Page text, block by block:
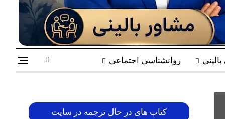
روانشناسی اجتماعی
کتاب های در حال ترجمه در سایت